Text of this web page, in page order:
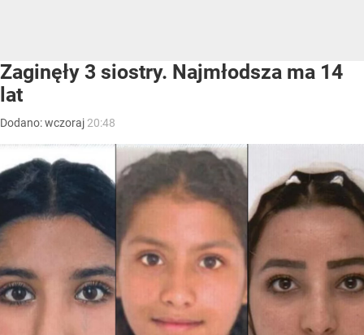
Zaginęły 3 siostry. Najmłodsza ma 14
lat
Dodano:wczoraj 20:48